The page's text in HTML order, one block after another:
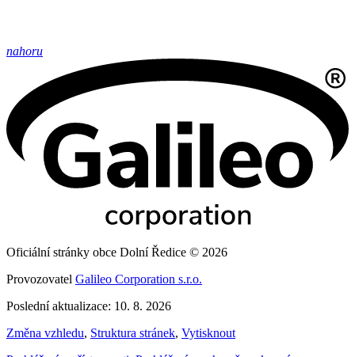
nahoru
Oficiální stránky obce Dolní Ředice © 2026
Provozovatel Galileo Corporation s.r.o.
Poslední aktualizace: 10. 8. 2026
Změna vzhledu, Struktura stránek, Vytisknout